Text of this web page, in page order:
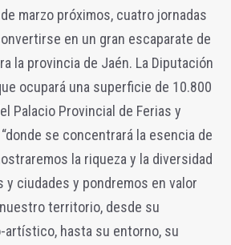
marzo próximos, cuatro jornadas
en un gran escaparate de
la provincia de Jaén. La Diputación
ocupará una superficie de 10.800
Palacio Provincial de Ferias y
se concentrará la esencia de
la riqueza y la diversidad
ciudades y pondremos en valor
territorio, desde su
hasta su entorno, su